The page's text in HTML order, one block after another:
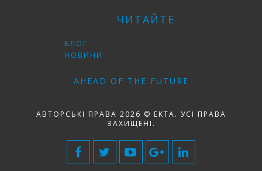
ЧИТАЙТЕ
БЛОГ
НОВИНИ
AHEAD OF THE FUTURE
АВТОРСЬКІ ПРАВА 2026 © EKTA. УСІ ПРАВА
ЗАХИЩЕНІ.